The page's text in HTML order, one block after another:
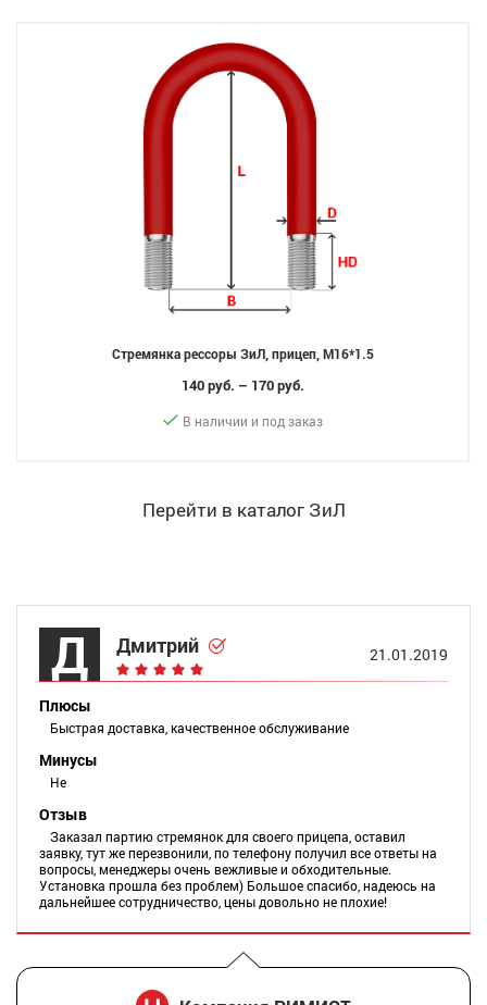
Стремянка рессоры ЗиЛ, прицеп, M16*1.5
140 руб. – 170 руб.
В наличии и под заказ
Перейти в каталог ЗиЛ
Д Дмитрий 21.01.2019
Плюсы
Быстрая доставка, качественное обслуживание
Минусы
Не
Отзыв
Заказал партию стремянок для своего прицепа, оставил
заявку, тут же перезвонили, по телефону получил все ответы на
вопросы, менеджеры очень вежливые и обходительные.
Установка прошла без проблем) Большое спасибо, надеюсь на
дальнейшее сотрудничество, цены довольно не плохие!